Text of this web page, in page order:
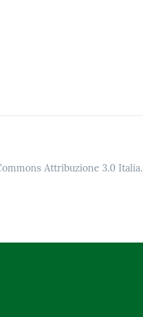
Attribuzione 3.0 Italia.